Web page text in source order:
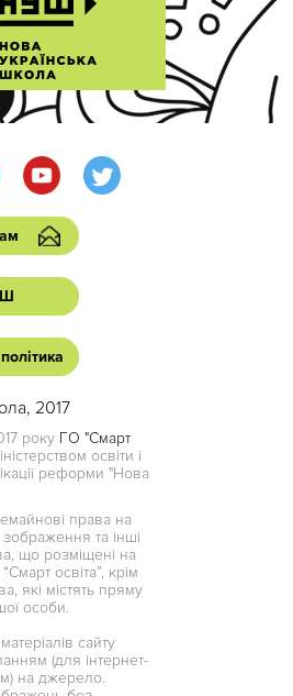
2017
року ГО "Смарт
освіти і
реформи "Нова
права на
зображення та інші
що розміщені на
освіта”, крім
які містять пряму
особи.
сайту
(для інтернет-
на джерело.